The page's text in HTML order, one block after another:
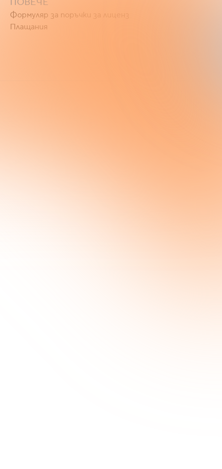
ПОВЕЧЕ
Формуляр за поръчки за лиценз
Плащания